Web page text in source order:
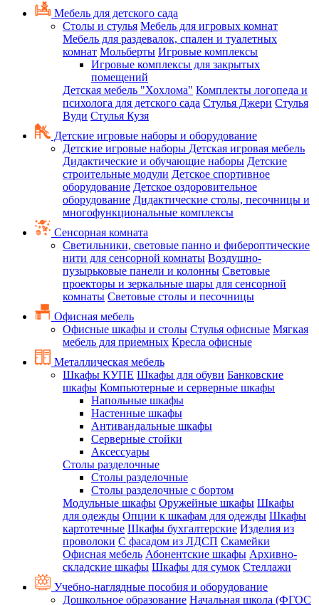
Мебель для детского сада
Столы и стулья Мебель для игровых комнат
Мебель для раздевалок, спален и туалетных
комнат Мольберты Игровые комплексы
Игровые комплексы для закрытых
помещений
Детская мебель "Хохлома" Комплекты логопеда и
психолога для детского сада Стулья Джери Стулья
Вуди Стулья Кузя
Детские игровые наборы и оборудование
Детские игровые наборы Детская игровая мебель
Дидактические и обучающие наборы Детские
строительные модули Детское спортивное
оборудование Детское оздоровительное
оборудование Дидактические столы, песочницы и
многофункциональные комплексы
Сенсорная комната
Светильники, световые панно и фибероптические
нити для сенсорной комнаты Воздушно-
пузырьковые панели и колонны Световые
проекторы и зеркальные шары для сенсорной
комнаты Световые столы и песочницы
Офисная мебель
Офисные шкафы и столы Стулья офисные Мягкая
мебель для приемных Кресла офисные
Металлическая мебель
Шкафы КУПЕ Шкафы для обуви Банковские
шкафы Компьютерные и серверные шкафы
Напольные шкафы
Настенные шкафы
Антивандальные шкафы
Серверные стойки
Аксессуары
Столы разделочные
Столы разделочные
Столы разделочные с бортом
Модульные шкафы Оружейные шкафы Шкафы
для одежды Опции к шкафам для одежды Шкафы
картотечные Шкафы бухгалтерские Изделия из
проволоки С фасадом из ЛДСП Скамейки
Офисная мебель Абонентские шкафы Архивно-
складские шкафы Шкафы для сумок Стеллажи
Учебно-наглядные пособия и оборудование
Дошкольное образование Начальная школа (ФГОС